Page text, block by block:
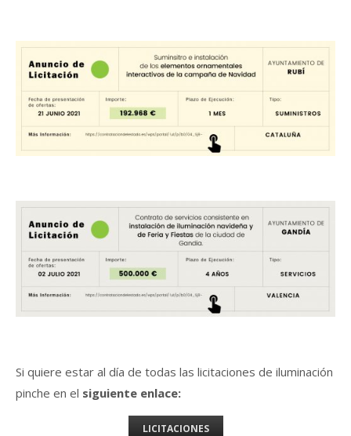
Si quiere estar al día de todas las licitaciones de iluminación
pinche en el siguiente enlace:
LICITACIONES